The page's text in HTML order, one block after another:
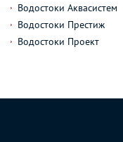
Водостоки Аквасистем
Водостоки Престиж
Водостоки Проект